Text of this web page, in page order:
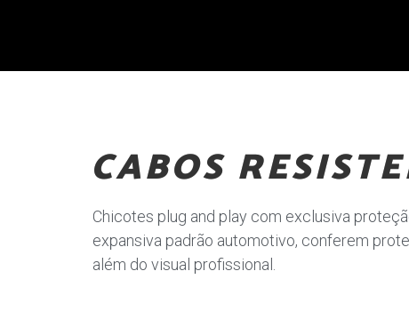
CABOS
Chicotes plug and play com exclusiva
expansiva padrão automotivo, conferem
além do visual profissional.